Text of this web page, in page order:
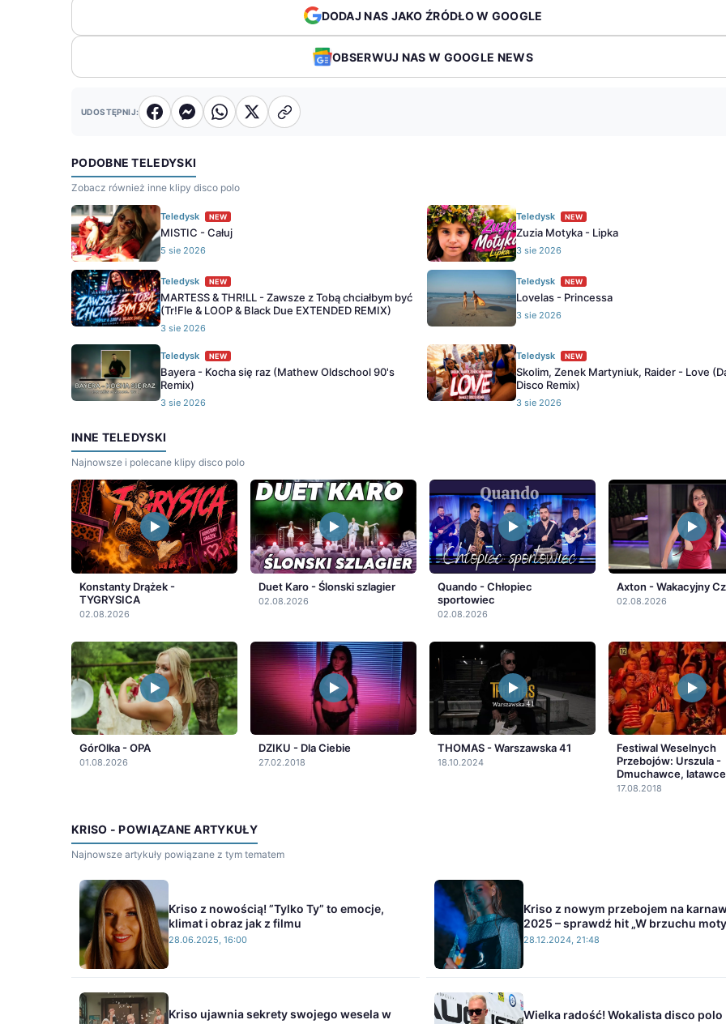
DODAJ NAS JAKO ŹRÓDŁO W GOOGLE
OBSERWUJ NAS W GOOGLE NEWS
UDOSTĘPNIJ:
PODOBNE TELEDYSKI
Zobacz również inne klipy disco polo
Teledysk NEW
MISTIC - Całuj
5 sie 2026
Teledysk NEW
Zuzia Motyka - Lipka
3 sie 2026
Teledysk NEW
MARTESS & THR!LL - Zawsze z Tobą chciałbym być
(Tr!Fle & LOOP & Black Due EXTENDED REMIX)
3 sie 2026
Teledysk NEW
Lovelas - Princessa
3 sie 2026
Teledysk NEW
Bayera - Kocha się raz (Mathew Oldschool 90's
Remix)
3 sie 2026
Teledysk NEW
Skolim, Zenek Martyniuk, Raider - Love
Disco Remix)
3 sie 2026
INNE TELEDYSKI
Najnowsze i polecane klipy disco polo
Konstanty Drążek -
TYGRYSICA
02.08.2026
Duet Karo - Ślonski szlagier
02.08.2026
Quando - Chłopiec
sportowiec
02.08.2026
Axton - Wakacyjny
02.08.2026
GórOlka - OPA
01.08.2026
DZIKU - Dla Ciebie
27.02.2018
THOMAS - Warszawska 41
18.10.2024
Festiwal Weselnych
Przebojów: Urszula -
Dmuchawce,
17.08.2018
KRISO - POWIĄZANE ARTYKUŁY
Najnowsze artykuły powiązane z tym tematem
Kriso z nowością! ”Tylko Ty” to emocje,
klimat i obraz jak z filmu
28.06.2025, 16:00
Kriso z nowym przebojem na
2025 – sprawdź hit „W brzuchu
28.12.2024, 21:48
Kriso ujawnia sekrety swojego wesela w
Wielka radość! Wokalista disco polo